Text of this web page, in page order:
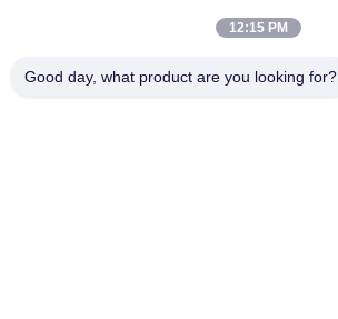
12:15 PM
Good day, what product are you looking for?